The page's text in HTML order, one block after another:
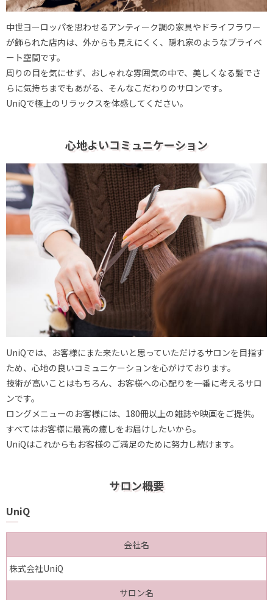
中世ヨーロッパを思わせるアンティーク調の家具やドライフラワー
が飾られた店内は、外からも見えにくく、隠れ家のようなプライベ
ート空間です。
周りの目を気にせず、おしゃれな雰囲気の中で、美しくなる髪でさ
らに気持ちまでもあがる、そんなこだわりのサロンです。
UniQで極上のリラックスを体感してください。
心地よいコミュニケーション
UniQでは、お客様にまた来たいと思っていただけるサロンを目指す
ため、心地の良いコミュニケーションを心がけております。
技術が高いことはもちろん、お客様への心配りを一番に考えるサロ
ンです。
ロングメニューのお客様には、180冊以上の雑誌や映画をご提供。
すべてはお客様に最高の癒しをお届けしたいから。
UniQはこれからもお客様のご満足のために努力し続けます。
サロン概要
UniQ
会社名
株式会社UniQ
サロン名